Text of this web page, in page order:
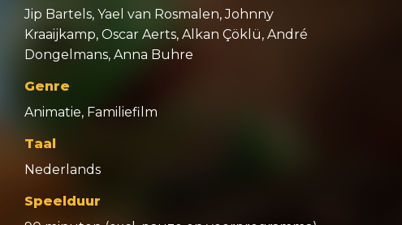
Jip Bartels, Yael van Rosmalen, Johnny
Kraaijkamp, Oscar Aerts, Alkan Çöklü, André
Dongelmans, Anna Buhre
Genre
Animatie, Familiefilm
Taal
Nederlands
Speelduur